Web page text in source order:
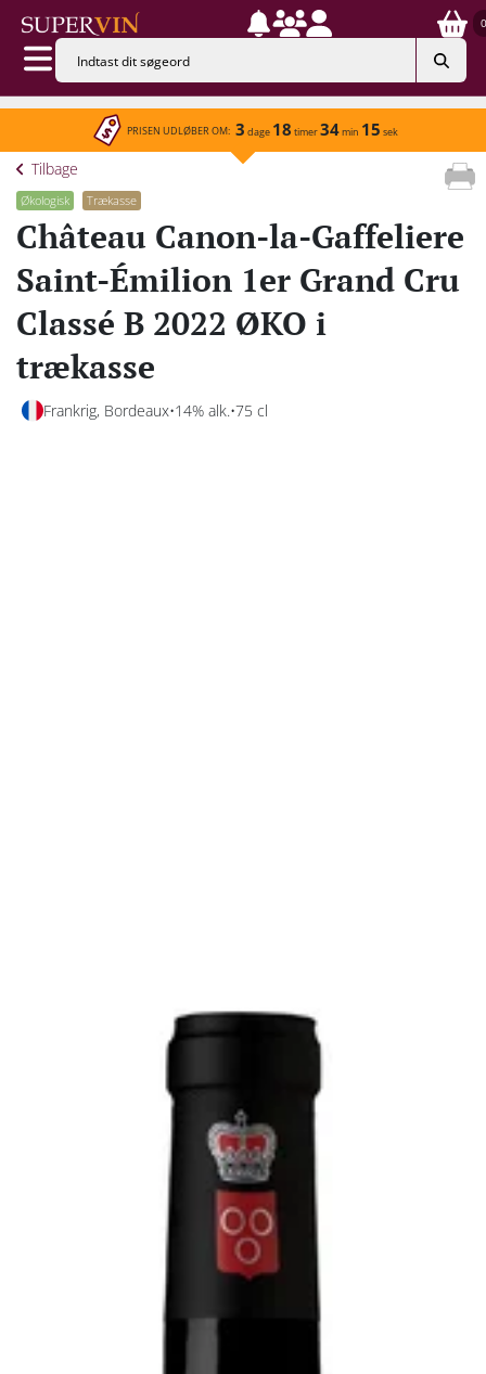
0
PRISEN UDLØBER OM: 3 dage 18 timer34min 15 sek
Tilbage
Økologisk Trækasse
Château Canon-la-Gaffeliere
Saint-Émilion 1er Grand Cru
Classé B 2022 ØKO i
trækasse
Frankrig, Bordeaux 14% alk. 75 cl